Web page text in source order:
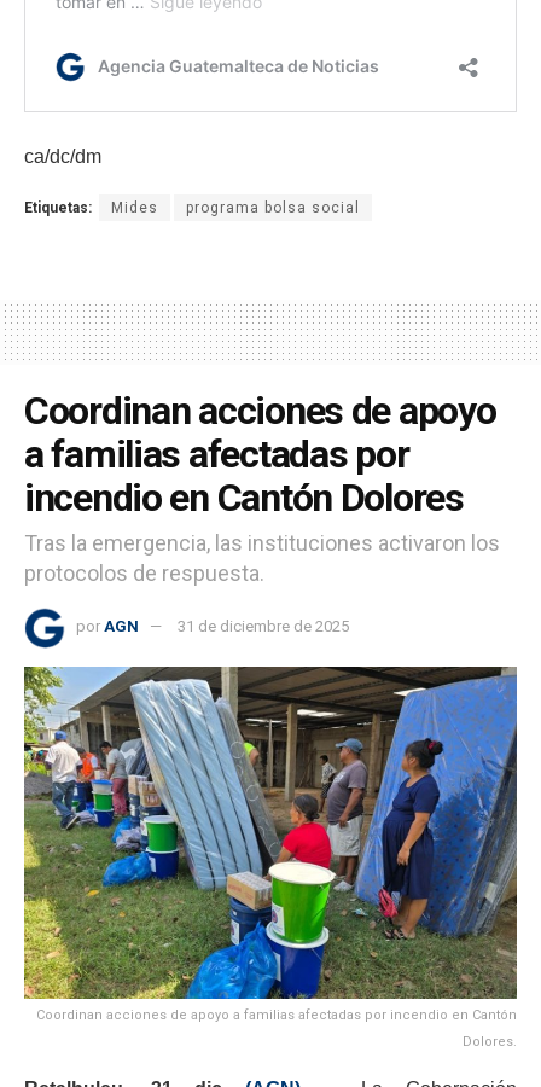
ca/dc/dm
Etiquetas: Mides programa bolsa social
Coordinan acciones de apoyo
a familias afectadas por
incendio en Cantón Dolores
Tras la emergencia, las instituciones activaron los
protocolos de respuesta.
por AGN 31 de diciembre de 2025
Coordinan acciones de apoyo a familias afectadas por incendio en Cantón
Dolores.